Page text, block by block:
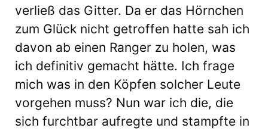
verließ das Gitter. Da er das Hörnchen
zum Glück nicht getroffen hatte sah ich
davon ab einen Ranger zu holen, was
ich definitiv gemacht hätte. Ich frage
mich was in den Köpfen solcher Leute
vorgehen muss? Nun war ich die, die
sich furchtbar aufregte und stampfte in